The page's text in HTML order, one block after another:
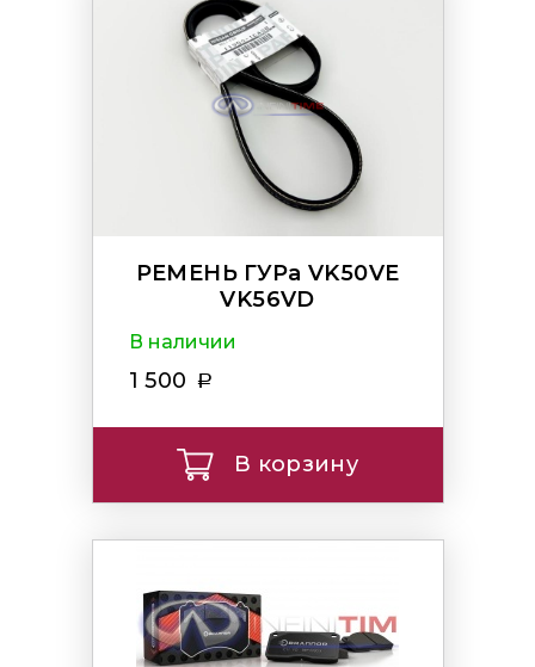
РЕМЕНЬ ГУРа VK50VE
VK56VD
В наличии
1 500
В корзину